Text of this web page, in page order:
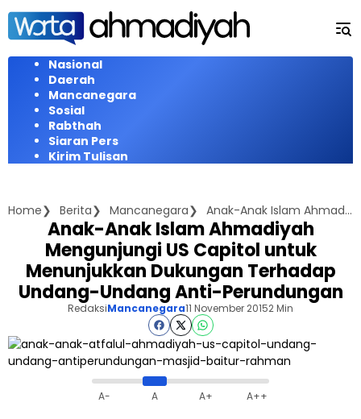
Langsung
konten
Nasional
Daerah
Mancanegara
Sosial
Rabthah
Siaran Pers
Kirim Tulisan
Home Berita Mancanegara Anak-Anak Islam Ahmadiyah Mengunjungi US Capitol untuk Menunjukkan Dukungan Terhadap Undang-Undang Anti-Perundungan
Anak-Anak Islam Ahmadiyah
Mengunjungi US Capitol untuk
Menunjukkan Dukungan Terhadap
Undang-Undang Anti-Perundungan
RedaksiMancanegara11 November 20152 Min
A- A A+ A++